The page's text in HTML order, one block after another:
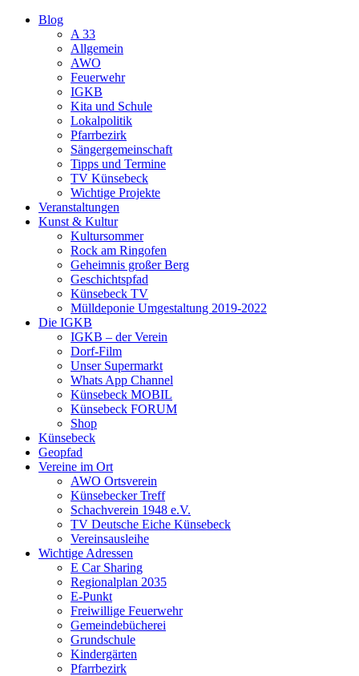
Blog
A 33
Allgemein
AWO
Feuerwehr
IGKB
Kita und Schule
Lokalpolitik
Pfarrbezirk
Sängergemeinschaft
Tipps und Termine
TV Künsebeck
Wichtige Projekte
Veranstaltungen
Kunst & Kultur
Kultursommer
Rock am Ringofen
Geheimnis großer Berg
Geschichtspfad
Künsebeck TV
Mülldeponie Umgestaltung 2019-2022
Die IGKB
IGKB – der Verein
Dorf-Film
Unser Supermarkt
Whats App Channel
Künsebeck MOBIL
Künsebeck FORUM
Shop
Künsebeck
Geopfad
Vereine im Ort
AWO Ortsverein
Künsebecker Treff
Schachverein 1948 e.V.
TV Deutsche Eiche Künsebeck
Vereinsausleihe
Wichtige Adressen
E Car Sharing
Regionalplan 2035
E-Punkt
Freiwillige Feuerwehr
Gemeindebücherei
Grundschule
Kindergärten
Pfarrbezirk